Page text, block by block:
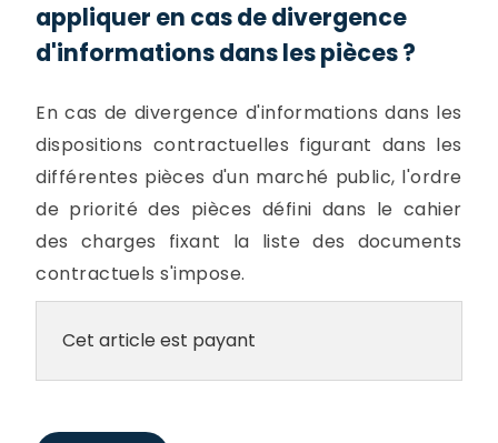
appliquer en cas de divergence
d'informations dans les pièces ?
En cas de divergence d'informations dans les
dispositions contractuelles figurant dans les
différentes pièces d'un marché public, l'ordre
de priorité des pièces défini dans le cahier
des charges fixant la liste des documents
contractuels s'impose.
Cet article est payant